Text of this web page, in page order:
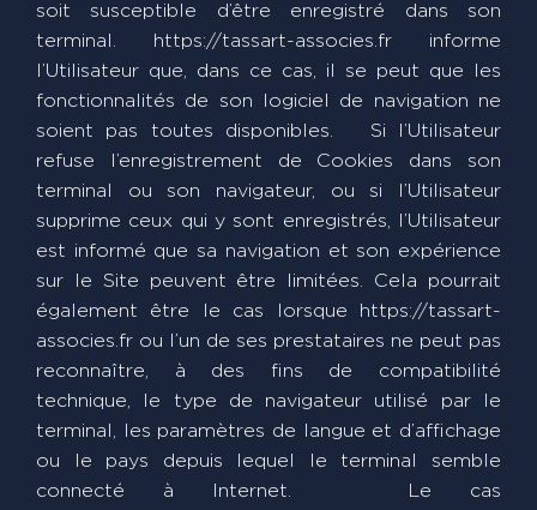
soit susceptible d’être enregistré dans son
terminal. https://tassart-associes.fr informe
l’Utilisateur que, dans ce cas, il se peut que les
fonctionnalités de son logiciel de navigation ne
soient pas toutes disponibles. Si l’Utilisateur
refuse l’enregistrement de Cookies dans son
terminal ou son navigateur, ou si l’Utilisateur
supprime ceux qui y sont enregistrés, l’Utilisateur
est informé que sa navigation et son expérience
sur le Site peuvent être limitées. Cela pourrait
également être le cas lorsque https://tassart-
associes.fr ou l’un de ses prestataires ne peut pas
reconnaître, à des fins de compatibilité
technique, le type de navigateur utilisé par le
terminal, les paramètres de langue et d’affichage
ou le pays depuis lequel le terminal semble
connecté à Internet. Le cas